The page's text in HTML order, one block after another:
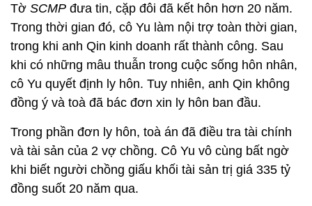
Tờ SCMP đưa tin, cặp đôi đã kết hôn hơn 20 năm.
Trong thời gian đó, cô Yu làm nội trợ toàn thời gian,
trong khi anh Qin kinh doanh rất thành công. Sau
khi có những mâu thuẫn trong cuộc sống hôn nhân,
cô Yu quyết định ly hôn. Tuy nhiên, anh Qin không
đồng ý và toà đã bác đơn xin ly hôn ban đầu.
Trong phần đơn ly hôn, toà án đã điều tra tài chính
và tài sản của 2 vợ chồng. Cô Yu vô cùng bất ngờ
khi biết người chồng giấu khối tài sản trị giá 335 tỷ
đồng suốt 20 năm qua.